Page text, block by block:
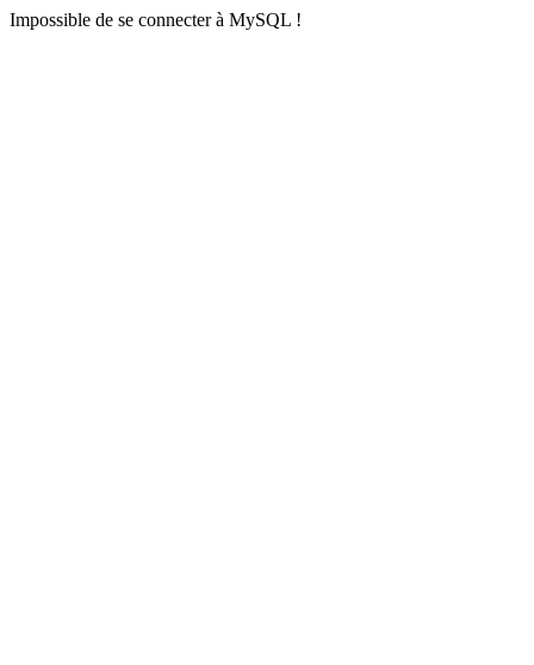
Impossible de se connecter à MySQL !